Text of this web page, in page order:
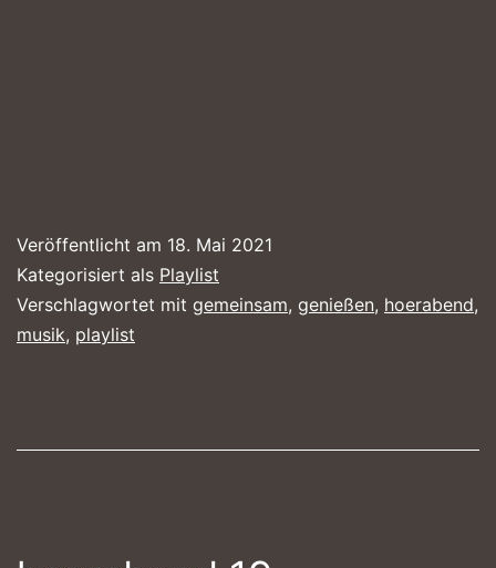
Veröffentlicht am 18. Mai 2021
Kategorisiert als Playlist
Verschlagwortet mit gemeinsam, genießen, hoerabend,
musik, playlist